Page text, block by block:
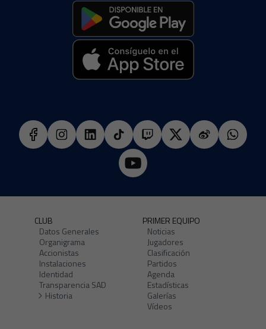
CLUB
Datos Generales
Organigrama
Accionistas
Instalaciones
Identidad
Transparencia SAD
Historia
PRIMER EQUIPO
Noticias
Jugadores
Clasificación
Partidos
Agenda
Estadísticas
Galerías
Vídeos